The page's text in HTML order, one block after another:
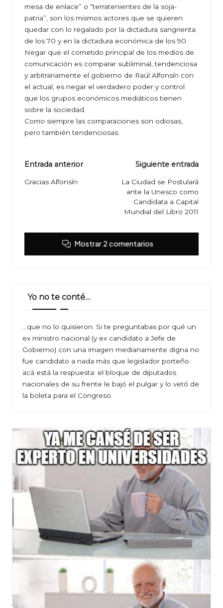
mesa de enlace” o “terratenientes de la soja-
patria”, son los mismos actores que se quieren
quedar con lo regalado por la dictadura sangrienta
de los 70 y en la dictadura económica de los 90.
Negar que el cometido principal de los medios de
comunicación es comparar subliminal, tendenciosa
y arbitrariamente el gobierno de Raúl Alfonsín con
el actual, es negar el verdadero poder y control
que los grupos económicos mediáticos tienen
sobre la sociedad.
Como siempre las comparaciones son odiosas,
pero también tendenciosas.
Navegación
de
Entrada anterior
Gracias Alfonsín
Siguiente entrada
La Ciudad se Postulará
ante la Unesco como
Candidata a Capital
Mundial del Libro 2011
Mostrar 2 comentarios
Yo no te conté…
…que no lo quisieron. Si te preguntabas por qué un
ex ministro nacional (y ex candidato a Jefe de
Gobierno) con una imagen medianamente digna no
fue candidato a nada más que legislador porteño
acá está la respuesta: el bloque de diputados
nacionales de su frente le bajó el pulgar y lo vetó de
la boleta para el Congreso.